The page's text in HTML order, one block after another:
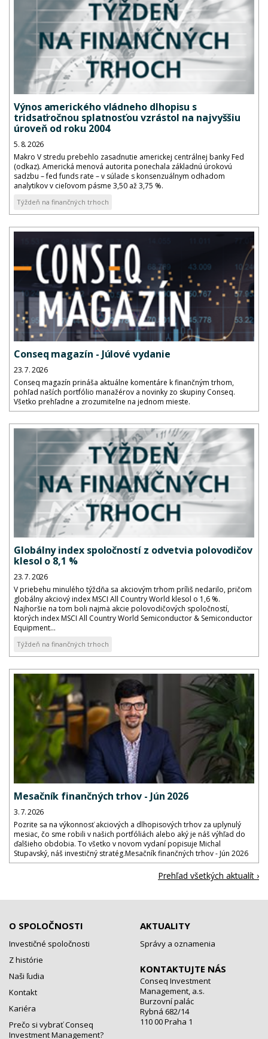
Výnos amerického vládneho dlhopisu s
tridsaťročnou splatnosťou vzrástol na najvyššiu
úroveň od roku 2004
5. 8. 2026
Makro V stredu prebehlo zasadnutie americkej centrálnej banky Fed
(odkaz). Americká menová autorita ponechala základnú úrokovú
sadzbu – fed funds rate – v súlade s konsenzuálnym odhadom
analytikov v cieľovom pásme 3,50 až 3,75 %.
Týždeň na finančných trhoch
Conseq magazín - Júlové vydanie
23. 7. 2026
Conseq magazín prináša aktuálne komentáre k finančným trhom,
pohľad naších portfólio manažérov a novinky zo skupiny Conseq.
Všetko prehľadne a zrozumiteľne na jednom mieste.
Globálny index spoločností z odvetvia polovodičov
klesol o 8,1 %
23. 7. 2026
V priebehu minulého týždňa sa akciovým trhom príliš nedarilo, pričom
globálny akciový index MSCI All Country World klesol o 1,6 %.
Najhoršie na tom boli najmä akcie polovodičových spoločností,
ktorých index MSCI All Country World Semiconductor & Semiconductor
Equipment...
Týždeň na finančných trhoch
Mesačník finančných trhov - Jún 2026
3. 7. 2026
Pozrite sa na výkonnosť akciových a dlhopisových trhov za uplynulý
mesiac, čo sme robili v našich portfóliách alebo aký je náš výhľad do
ďalšieho obdobia. To všetko v novom vydaní popisuje Michal
Stupavský, náš investičný stratég.Mesačník finančných trhov - Jún 2026
Prehľad všetkých aktualít ›
O SPOLOČNOSTI
Investičné spoločnosti
Z histórie
Naši ľudia
Kontakt
Kariéra
Prečo si vybrať Conseq
Investment Management?
AKTUALITY
Správy a oznamenia
KONTAKTUJTE NÁS
Conseq Investment
Management, a.s.
Burzovní palác
Rybná 682/14
110 00 Praha 1